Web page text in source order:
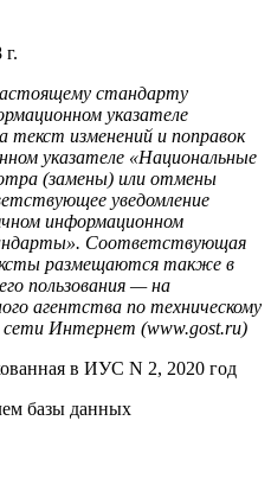
стандарту
указателе
изменений и поправок
указателе «Национальные
(замены) или отмены
уведомление
информационном
Соответствующая
размещаются также в
пользования — на
агентства по техническому
сети Интернет (www.gost.ru)
в ИУС N 2, 2020 год
базы данных